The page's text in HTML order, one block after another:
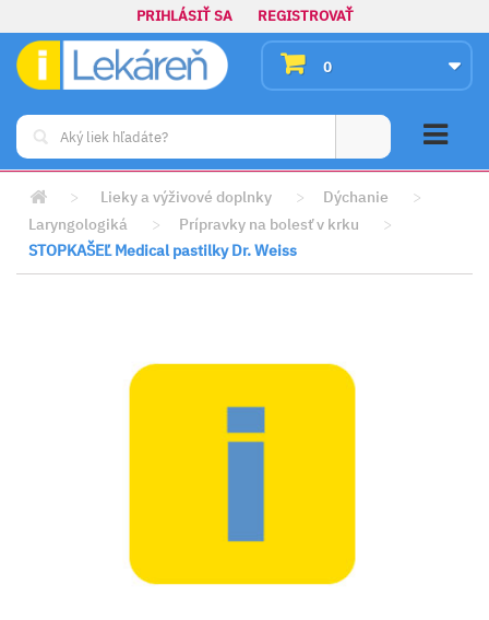
PRIHLÁSIŤ SA REGISTROVAŤ
0
> Lieky a výživové doplnky > Dýchanie
>
Laryngologiká
> Prípravky na bolesť v krku
>
STOPKAŠEĽ Medical pastilky Dr. Weiss